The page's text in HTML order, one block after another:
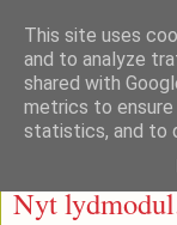
søndag den 8. januar
Nyt
This site uses
and to analyze
shared with
metrics to
statistics, and to